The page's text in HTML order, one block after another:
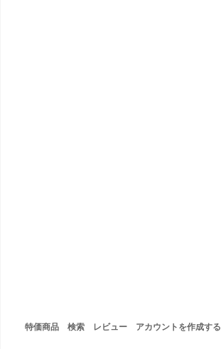
特価商品 検索 レビュー アカウントを作成する